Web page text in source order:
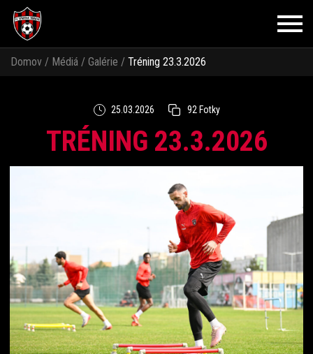
Domov / Médiá / Galérie / Tréning 23.3.2026
25.03.2026 92 Fotky
TRÉNING 23.3.2026